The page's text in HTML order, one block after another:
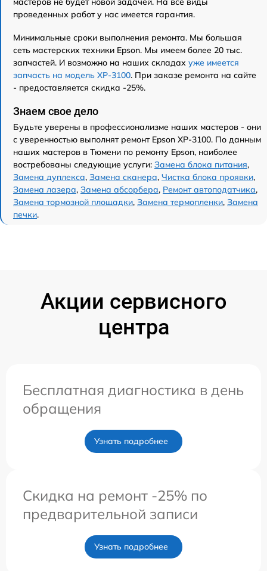
проведенных работ у нас имеется гарантия.
Минимальные сроки выполнения ремонта. Мы большая
сеть мастерских техники Epson. Мы имеем более 20 тыс.
запчастей. И возможно на наших складах уже имеется
запчасть на модель XP-3100. При заказе ремонта на сайте
- предоставляется скидка -25%.
Знаем свое дело
Будьте уверены в профессионализме наших мастеров - они
с уверенностью выполнят ремонт Epson XP-3100. По данным
наших мастеров в Тюмени по ремонту Epson, наиболее
востребованы следующие услуги: Замена блока питания,
Замена дуплекса, Замена сканера, Чистка блока проявки,
Замена лазера, Замена абсорбера, Ремонт автоподатчика,
Замена тормозной площадки, Замена термопленки, Замена
печки.
Акции сервисного
центра
Бесплатная диагностика в день
обращения
Узнать подробнее
Скидка на ремонт -25% по
предварительной записи
Узнать подробнее